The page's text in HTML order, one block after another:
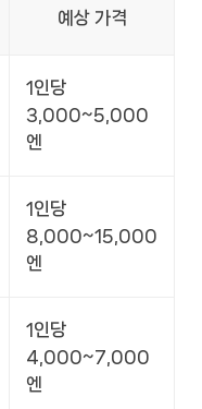
예상 가격
1인당
3,000~5,000
엔
1인당
8,000~15,000
엔
1인당
4,000~7,000
엔